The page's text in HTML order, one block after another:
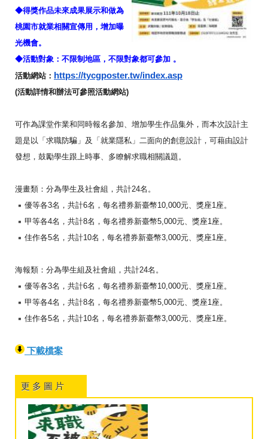
◆得獎作品未來成果展示和做為
桃園市就業相關宣傳用， 增加曝
光機會。
◆活動對象：不限制地區， 不限對象都可參加 。
活動網站： https://tycgposter.tw/index.asp
(活動詳情和辦法可參照活動網站)
可作為課堂作業和同時報名參加、增加學生作品集外， 而本次設計主
題是以「求職防騙」及「就業隱私」 二面向的創意設計，可藉由設計
發想，鼓勵學生跟上時事、 多瞭解求職相關議題。
漫畫類：分為學生及社會組，共計24名。
優等各3名，共計6名，每名禮券新臺幣10,000元、 獎座1座。
甲等各4名，共計8名，每名禮券新臺幣5,000元、 獎座1座。
佳作各5名，共計10名，每名禮券新臺幣3,000元、 獎座1座。
海報類：分為學生組及社會組，共計24名。
優等各3名，共計6名，每名禮券新臺幣10,000元、 獎座1座。
甲等各4名，共計8名，每名禮券新臺幣5,000元、 獎座1座。
佳作各5名，共計10名，每名禮券新臺幣3,000元、 獎座1座。
下載檔案
更 多 圖 片